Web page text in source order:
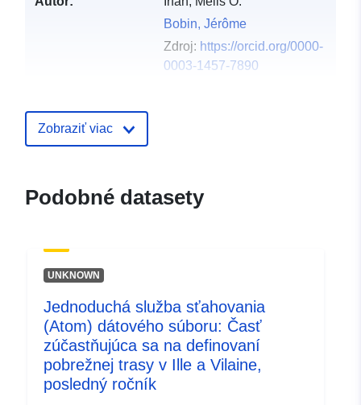
Bobin, Jérôme
Zdroj: https://orcid.org/0000-
0003-1457-7890
Identifikátory: https://doi.org/10.5281/
Ďalšie
identifikátory:
uriRef:
Zobraziť viac
Podobné datasety
UNKNOWN
Jednoduchá služba sťahovania
(Atom) dátového súboru: Časť
zúčastňujúca sa na definovaní
pobrežnej trasy v Ille a Vilaine,
posledný ročník